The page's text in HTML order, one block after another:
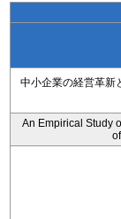
中小企業の経営革新
An Empirical Study